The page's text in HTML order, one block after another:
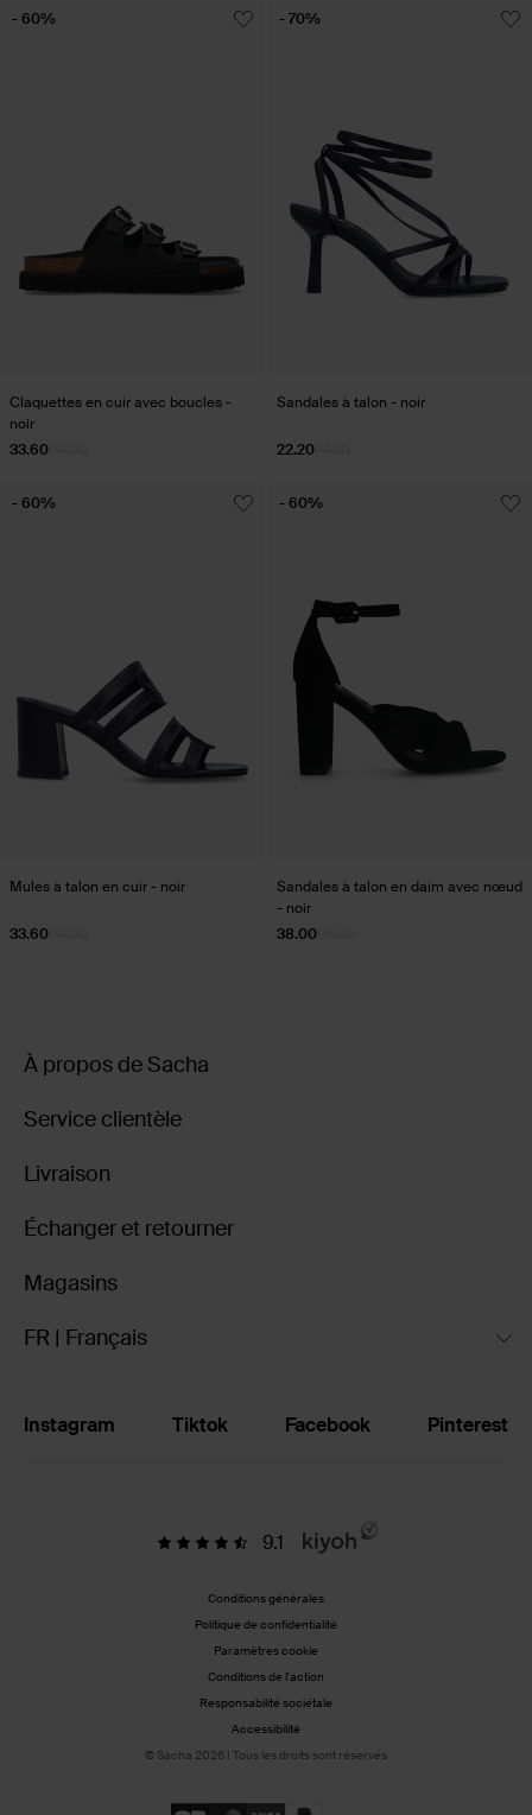
Claquettes en cuir avec boucles -
noir
33.60
- 60%
Sandales à talon - noir
22.20
- 70%
Mules à talon en cuir - noir
33.60
- 60%
Sandales à talon en daim avec nœud
- noir
38.00
- 60%
À propos de Sacha
Service clientèle
Livraison
Échanger et retourner
Magasins
FR | Français
Instagram Tiktok Facebook Pinterest
9.1
Conditions générales
Politique de confidentialité
Paramètres cookie
Conditions de l'action
Responsabilité sociétale
Accessibilité
© Sacha 2026 | Tous les droits sont réservés